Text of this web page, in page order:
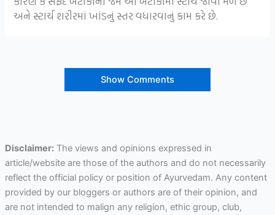
અને સ્ટાર્ચ શરીરમાં ખાંડનું સ્તર વધારવાનું કામ કરે છે.
Show Comments
Disclaimer:The views and opinions expressed in
article/website are those of the authors and do not necessarily
reflect the official policy or position of Ayurvedam. Any content
provided by our bloggers or authors are of their opinion, and
are not intended to malign any religion, ethic group, club,